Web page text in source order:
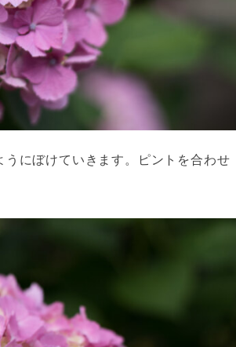
にぼけていきます。ピントを合わせ